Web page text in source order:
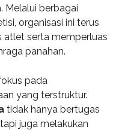
Melalui berbagai
organisasi ini terus
atlet serta memperluas
panahan.
pada
yang terstruktur.
tidak hanya bertugas
juga melakukan